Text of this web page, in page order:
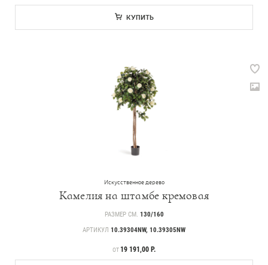
КУПИТЬ
Искусственное дерево
Камелия на штамбе кремовая
РАЗМЕР СМ. 130/160
АРТИКУЛ 10.39304NW, 10.39305NW
ЦЕНА
ОТ 19 191,00 Р.